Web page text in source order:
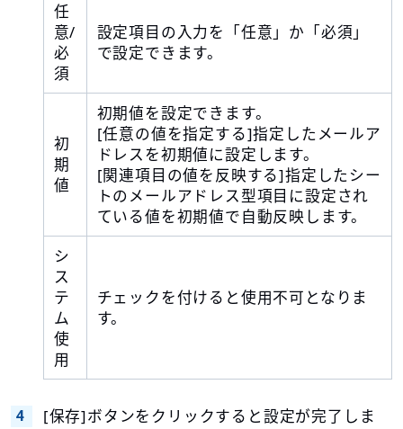
任
意/
必
須
設定項目の入力を「任意」か「必須」
で設定できます。
初
期
値
初期値を設定できます。
[任意の値を指定する]指定したメールア
ドレスを初期値に設定します。
[関連項目の値を反映する]指定したシー
トのメールアドレス型項目に設定され
ている値を初期値で自動反映します。
シ
ス
テ
ム
使
用
チェックを付けると使用不可となりま
す。
[保存]ボタンをクリックすると設定が完了しま